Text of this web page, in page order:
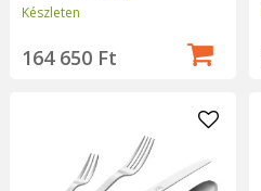
Készleten
164 650 Ft